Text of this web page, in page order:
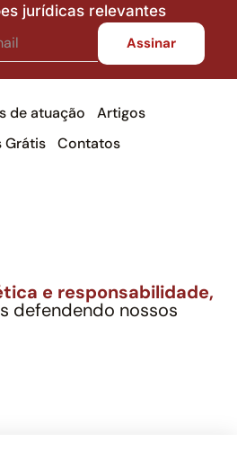
jurídicas relevantes
de atuação
Artigos
Grátis
Contatos
e responsabilidade,
defendendo nossos